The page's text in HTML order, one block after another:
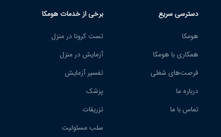
دسترسی سریع
هومکا
همکاری با هومکا
فرصت‌های شغلی
درباره ما
تماس با ما
برخی از خدمات هومکا
تست کرونا در منزل
آزمایش در منزل
تفسیر آزمایش
پزشک
تزریقات
سلب مسئولیت